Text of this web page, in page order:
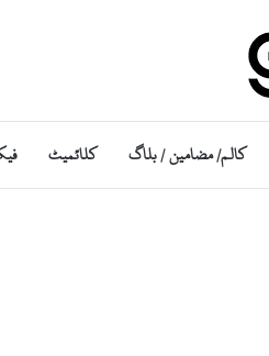
کالم/ مضامین / بلاگ کلائمیٹ